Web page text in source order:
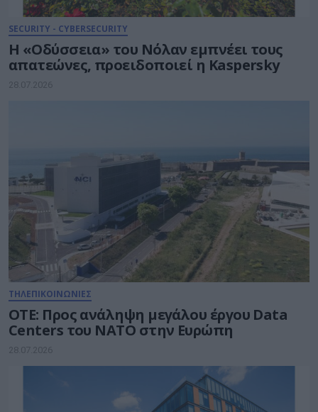
SECURITY - CYBERSECURITY
Η «Οδύσσεια» του Νόλαν εμπνέει τους
απατεώνες, προειδοποιεί η Kaspersky
28.07.2026
ΤΗΛΕΠΙΚΟΙΝΩΝΙΕΣ
ΟΤΕ: Προς ανάληψη μεγάλου έργου Data
Centers του ΝΑΤΟ στην Ευρώπη
28.07.2026